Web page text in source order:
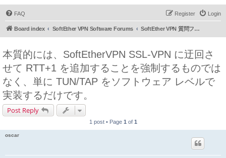
FAQ Login
Register
Board index SoftEther VPN Software Forums SoftEther VPN 質問フォーラム (日本語)
本質的には、SoftEtherVPN SSL-VPN に迂回さ
せて RTT+1 を追加することを強制するものでは
なく、単に TUN/TAP をソフトウェア レベルで
実装するだけです。
Post Reply
1 post • Page 1 of 1
oscar